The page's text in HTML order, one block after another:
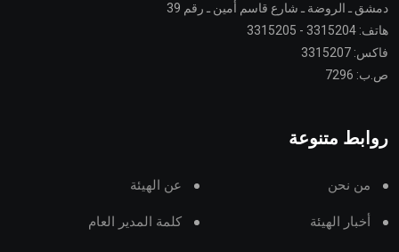
دمشق ـ الروضة ـ شارع قاسم أمين ـ رقم 39
هاتف: 3315204 - 3315205
فاكس: 3315207
ص.ب: 7296
روابط متنوعة
من نحن عن الهيئة
أخبار الهيئة كلمة المدير العام